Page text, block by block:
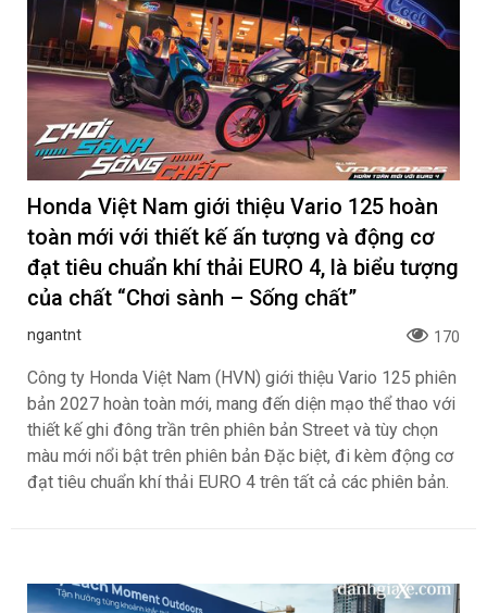
Honda Việt Nam giới thiệu Vario 125 hoàn
toàn mới với thiết kế ấn tượng và động cơ
đạt tiêu chuẩn khí thải EURO 4, là biểu tượng
của chất “Chơi sành – Sống chất”
ngantnt 170
Công ty Honda Việt Nam (HVN) giới thiệu Vario 125 phiên
bản 2027 hoàn toàn mới, mang đến diện mạo thể thao với
thiết kế ghi đông trần trên phiên bản Street và tùy chọn
màu mới nổi bật trên phiên bản Đặc biệt, đi kèm động cơ
đạt tiêu chuẩn khí thải EURO 4 trên tất cả các phiên bản.